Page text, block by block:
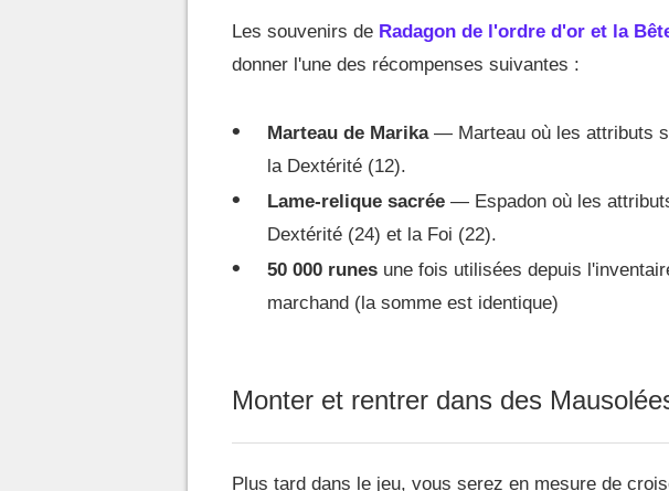
Les souvenirs de Radagon de l'ordre d'or et la
donner l'une des récompenses suivantes :
Marteau de Marika— Marteau où les attributs
la Dextérité (12).
Lame-relique sacrée — Espadon où les
Dextérité (24) et la Foi (22).
50 000 runes une fois utilisées depuis
marchand (la somme est identique)
Monter et rentrer dans des
Plus tard dans le jeu, vous serez en mesure de